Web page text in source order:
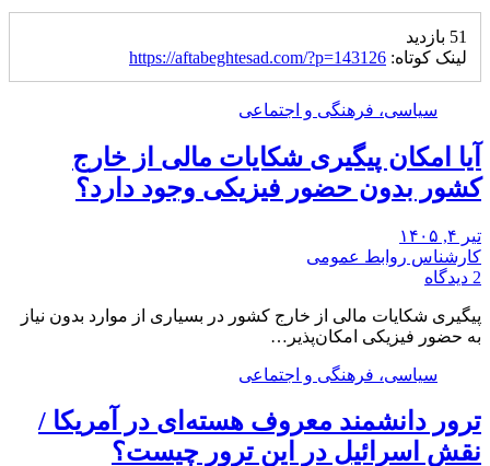
51 بازدید
لینک کوتاه: https://aftabeghtesad.com/?p=143126
سیاسی، فرهنگی و اجتماعی
آیا امکان پیگیری شکایات مالی از خارج
کشور بدون حضور فیزیکی وجود دارد؟
تیر ۴, ۱۴۰۵
کارشناس روابط عمومی
2 دیدگاه
پیگیری شکایات مالی از خارج کشور در بسیاری از موارد بدون نیاز
به حضور فیزیکی امکان‌پذیر…
سیاسی، فرهنگی و اجتماعی
ترور دانشمند معروف هسته‌ای در آمریکا /
نقش اسرائیل در این ترور چیست؟